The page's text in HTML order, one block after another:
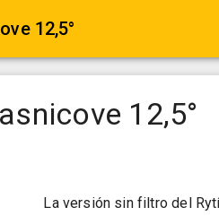
12,5°
12,5°
La versión sin filtro del